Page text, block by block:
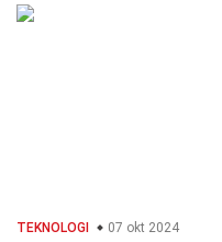
TEKNOLOGI 07 okt 2024